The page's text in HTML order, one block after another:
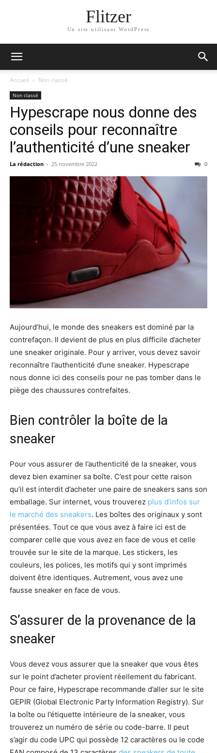
Flitzer
Un site utilisant WordPress
Accueil Non classé
Non classé
Hypescrape nous donne des
conseils pour reconnaître
l’authenticité d’une sneaker
La rédaction - 25 novembre 2022 0
Aujourd’hui, le monde des sneakers est dominé par la
contrefaçon. Il devient de plus en plus difficile d’acheter
une sneaker originale. Pour y arriver, vous devez savoir
reconnaître l’authenticité d’une sneaker. Hypescrape
nous donne ici des conseils pour ne pas tomber dans le
piège des chaussures contrefaites.
Bien contrôler la boîte de la
sneaker
Pour vous assurer de l’authenticité de la sneaker, vous
devez bien examiner sa boîte. C’est pour cette raison
qu’il est interdit d’acheter une paire de sneakers sans son
emballage. Sur internet, vous trouverez plus d’infos sur
le marché des sneakers. Les boîtes des originaux y sont
présentées. Tout ce que vous avez à faire ici est de
comparer celle que vous avez en face de vous et celle
trouvée sur le site de la marque. Les stickers, les
couleurs, les polices, les motifs qui y sont imprimés
doivent être identiques. Autrement, vous avez une
fausse sneaker en face de vous.
S’assurer de la provenance de la
sneaker
Vous devez vous assurer que la sneaker que vous êtes
sur le point d’acheter provient réellement du fabricant.
Pour ce faire, Hypescrape recommande d’aller sur le site
GEPIR (Global Electronic Party Information Registry). Sur
la boîte ou l’étiquette intérieure de la sneaker, vous
trouverez un numéro de série ou code-barre. Il peut
s’agir du code UPC qui possède 12 caractères ou le code